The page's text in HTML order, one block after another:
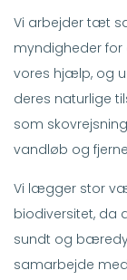
Vi arbejder tæt
myndigheder
vores hjælp, og
deres naturlige
som
vandløb og
Vi lægger stor
biodiversitet, da
sundt og
samarbejde